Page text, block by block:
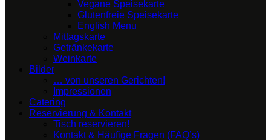
Vegane Speisekarte
Glutenfreie Speisekarte
English Menu
Mittagskarte
Getränkekarte
Weinkarte
Bilder
… von unseren Gerichten!
Impressionen
Catering
Reservierung & Kontakt
Tisch reservieren!
Kontakt & Häufige Fragen (FAQ’s)